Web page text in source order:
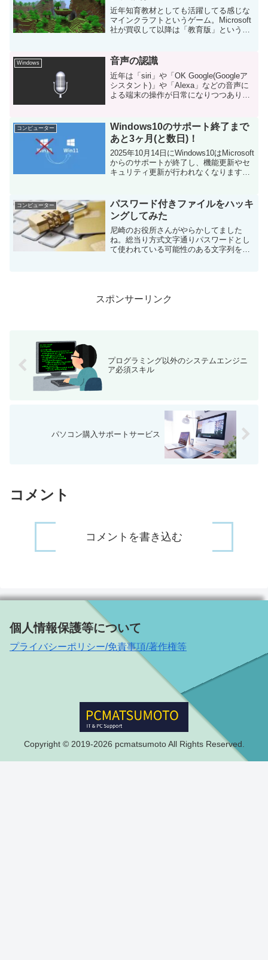
近年知育教材としても活躍してる感じな
マインクラフトというゲーム。Microsoft
社が買収して以降は「教育版」という教
でもプログラミング教育できるかも？と
いうお話。マイ...
Windows 音声の認識
近年は「siri」や「OK Google(Googleア
シスタント)」や「Alexa」などの音声に
よる端末の操作が日常になりつつありま
る」→「認識した命令を実行」という
仕...
コンピューター
Windows10のサポート終了まで
あと3ヶ月(と数日)！
2025年10月14日にWindows10はMicrosoft
からのサポートが終了し、機能更新やセ
キュリティ更新が行われなくなります。
終了しても安全に使い続ける方法があ...
コンピューター
パスワード付きファイルをハッキ
ングしてみた
尼崎のお役所さんがやらかしてました
ね。総当り方式文字通りパスワードとし
て使われている可能性のある文字列を片
スポンサーリンク
プログラミング以外のシステムエンジニ
ア必須スキル
パソコン購入サポートサービス
コメント
コメントを書き込む
個人情報保護等について
プライバシーポリシー/免責事項/著作権等
Copyright © 2019-2026 pcmatsumoto All Rights Reserved.